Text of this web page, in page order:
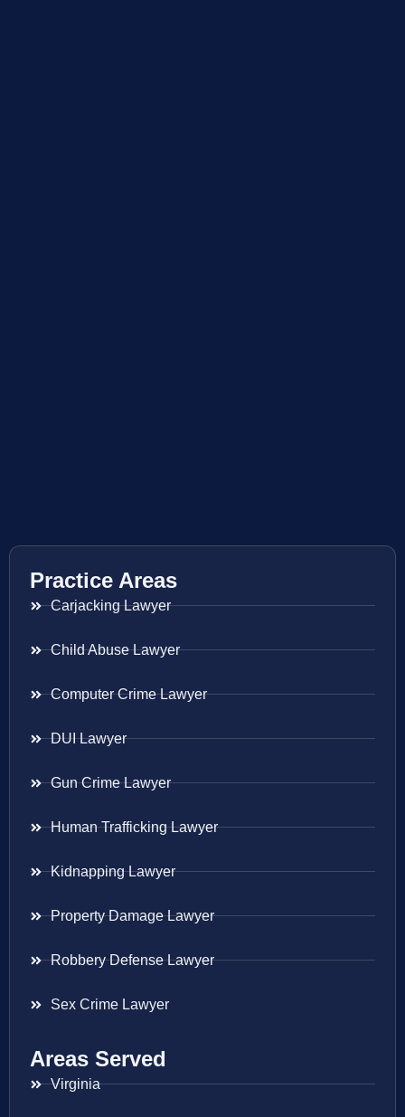
Practice Areas
Carjacking Lawyer
Child Abuse Lawyer
Computer Crime Lawyer
DUI Lawyer
Gun Crime Lawyer
Human Trafficking Lawyer
Kidnapping Lawyer
Property Damage Lawyer
Robbery Defense Lawyer
Sex Crime Lawyer
Areas Served
Virginia